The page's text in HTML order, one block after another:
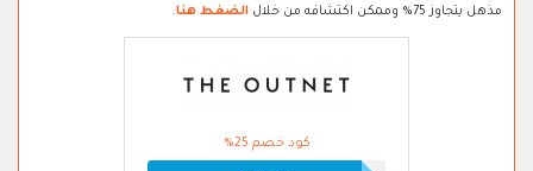
مذهل يتجاوز 75% وممكن اكتشافه من خلال
الضغط هنا.
كود خصم 25%